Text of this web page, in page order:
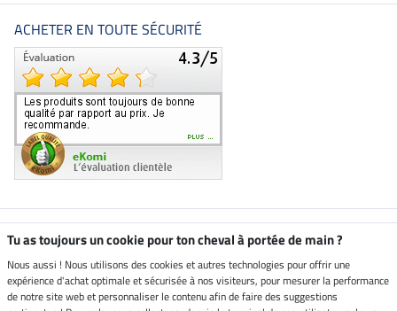
ACHETER EN TOUTE SÉCURITÉ
Boutique climatiquement
neutre
Livraison par
Tu as toujours un cookie pour ton cheval à portée de main ?
Nous aussi ! Nous utilisons des cookies et autres technologies pour offrir une
expérience d'achat optimale et sécurisée à nos visiteurs, pour mesurer la performance
de notre site web et personnaliser le contenu afin de faire des suggestions